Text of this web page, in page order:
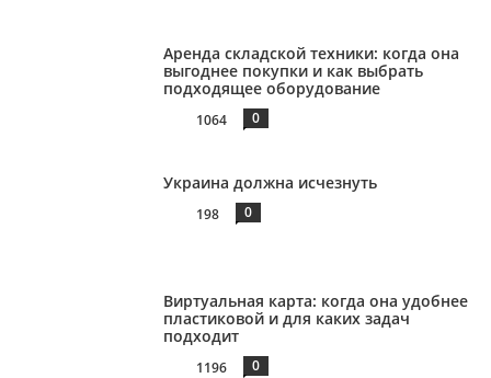
Аренда складской техники: когда она
выгоднее покупки и как выбрать
подходящее оборудование
1064 0
Украина должна исчезнуть
198 0
Виртуальная карта: когда она удобнее
пластиковой и для каких задач
подходит
1196 0